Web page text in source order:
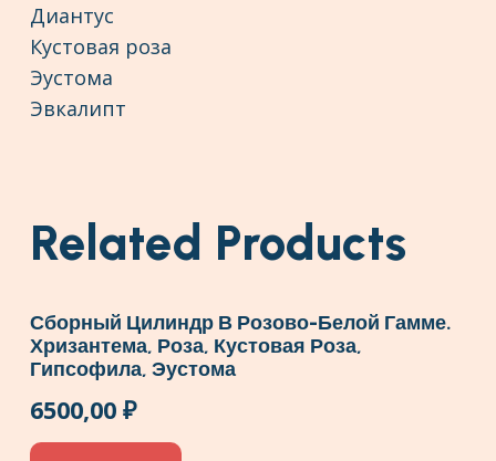
Диантус
Кустовая роза
Эустома
Эвкалипт
Related Products
Сборный Цилиндр В Розово-Белой Гамме.
Хризантема, Роза, Кустовая Роза,
Гипсофила, Эустома
6500,00 ₽